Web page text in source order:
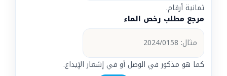
ثمانية أرقام.
مرجع مطلب رخص الماء
كما هو مذكور في الوصل أو في إشعار الإيداع.